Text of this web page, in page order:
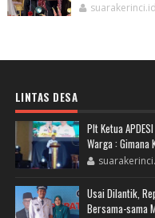
suarakerinci.id
LINTAS DESA
Plt Ketua
Warga : Gimana
Usai Dilantik,
Bersama-sama